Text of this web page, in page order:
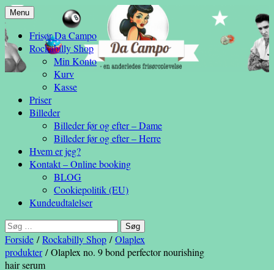
Da Campo
– en anderledes frisøroplevelse
Menu Hop
indhold
Frisør Da Campo
Rockabilly Shop
Min Konto
Kurv
Kasse
Priser
Billeder
Billeder før og efter – Dame
Billeder før og efter – Herre
Hvem er jeg?
Kontakt – Online booking
BLOG
Cookiepolitik (EU)
Kundeudtalelser
Søg
efter:
Forside /Rockabilly Shop /Olaplex
produkter/ Olaplex no. 9 bond perfector nourishing
hair serum